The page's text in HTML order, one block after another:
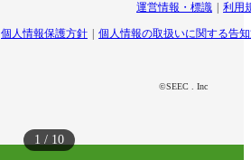
1 / 10
運営情報・標識 利用
個人情報保護方針 個人情報の取扱いに関する告
©SEEC . Inc